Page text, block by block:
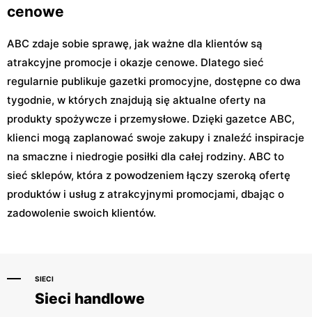
cenowe
ABC zdaje sobie sprawę, jak ważne dla klientów są
atrakcyjne promocje i okazje cenowe. Dlatego sieć
regularnie publikuje gazetki promocyjne, dostępne co dwa
tygodnie, w których znajdują się aktualne oferty na
produkty spożywcze i przemysłowe. Dzięki gazetce ABC,
klienci mogą zaplanować swoje zakupy i znaleźć inspiracje
na smaczne i niedrogie posiłki dla całej rodziny. ABC to
sieć sklepów, która z powodzeniem łączy szeroką ofertę
produktów i usług z atrakcyjnymi promocjami, dbając o
zadowolenie swoich klientów.
SIECI
Sieci handlowe